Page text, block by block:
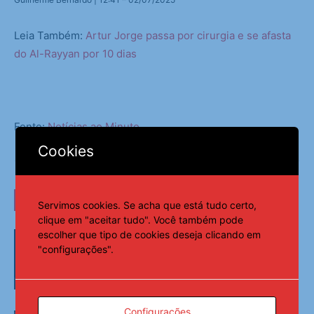
Leia Também: Artur Jorge passa por cirurgia e se afasta
do Al-Rayyan por 10 dias
Fonte:Notícias ao Minuto
LEIA TAMBÉM
Esportes
Tenista Bia Haddad anuncia pausa na
Cookies
Servimos cookies. Se acha que está tudo certo,
clique em "aceitar tudo". Você também pode
escolher que tipo de cookies deseja clicando em
"configurações".
Configurações